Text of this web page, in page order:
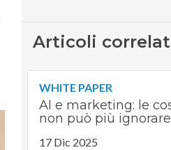
Articoli
WHITE PAPER
AI e marketing: le
non può più ignorare
17 Dic 2025